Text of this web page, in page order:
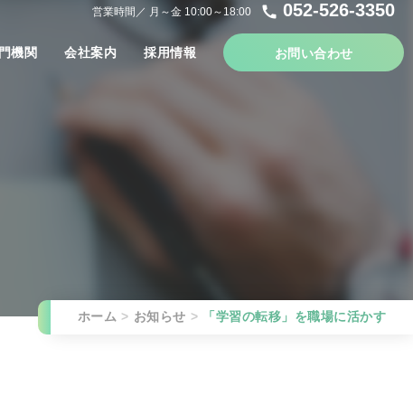
営業時間／ 月～金 10:00～18:00 call 052-526-3350
機関 会社案内 採用情報 お問い合わせ
ホーム お知らせ 「学習の転移」を職場に活かす